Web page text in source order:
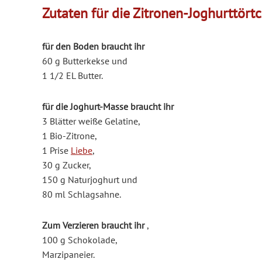
Zutaten für die Zitronen-
für den Boden braucht ihr
60 g Butterkekse und
1 1/2 EL Butter.
für die Joghurt-Masse braucht ihr
3 Blätter weiße Gelatine,
1 Bio-Zitrone,
1 Prise Liebe,
30 g Zucker,
150 g Naturjoghurt und
80 ml Schlagsahne.
Zum Verzieren braucht ihr ,
100 g Schokolade,
Marzipaneier.